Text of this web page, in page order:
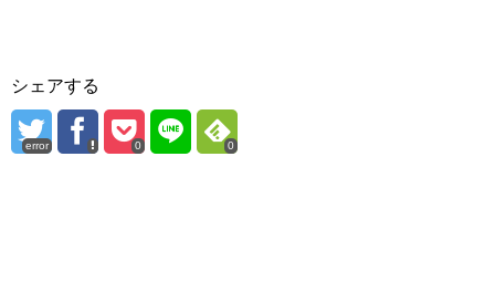
シェアする
error 0 0